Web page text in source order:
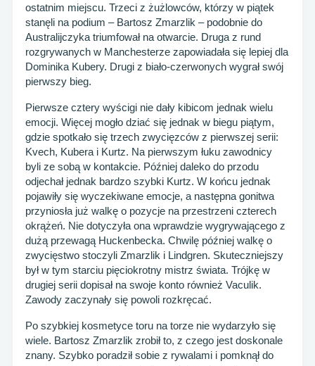
ostatnim miejscu. Trzeci z żużlowców, którzy w piątek
stanęli na podium – Bartosz Zmarzlik – podobnie do
Australijczyka triumfował na otwarcie. Druga z rund
rozgrywanych w Manchesterze zapowiadała się lepiej dla
Dominika Kubery. Drugi z biało-czerwonych wygrał swój
pierwszy bieg.
Pierwsze cztery wyścigi nie dały kibicom jednak wielu
emocji. Więcej mogło dziać się jednak w biegu piątym,
gdzie spotkało się trzech zwycięzców z pierwszej serii:
Kvech, Kubera i Kurtz. Na pierwszym łuku zawodnicy
byli ze sobą w kontakcie. Później daleko do przodu
odjechał jednak bardzo szybki Kurtz. W końcu jednak
pojawiły się wyczekiwane emocje, a następna gonitwa
przyniosła już walkę o pozycje na przestrzeni czterech
okrążeń. Nie dotyczyła ona wprawdzie wygrywającego z
dużą przewagą Huckenbecka. Chwilę później walkę o
zwycięstwo stoczyli Zmarzlik i Lindgren. Skuteczniejszy
był w tym starciu pięciokrotny mistrz świata. Trójkę w
drugiej serii dopisał na swoje konto również Vaculik.
Zawody zaczynały się powoli rozkręcać.
Po szybkiej kosmetyce toru na torze nie wydarzyło się
wiele. Bartosz Zmarzlik zrobił to, z czego jest doskonale
znany. Szybko poradził sobie z rywalami i pomknął do